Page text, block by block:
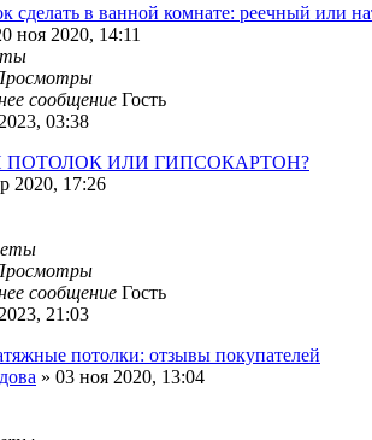
сделать в ванной комнате: реечный или
ноя 2020, 14:11
сообщение Гость
03:38
ИЛИ ГИПСОКАРТОН?
2020, 17:26
сообщение Гость
21:03
потолки: отзывы покупателей
» 03 ноя 2020, 13:04